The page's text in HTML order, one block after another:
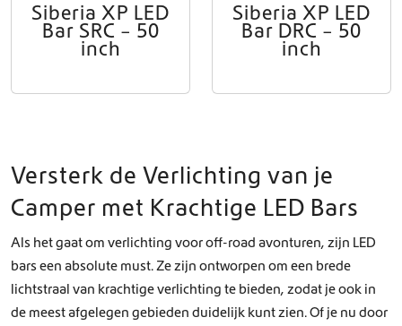
Siberia XP LED
Bar SRC – 50
inch
Siberia XP LED
Bar DRC – 50
inch
Versterk de Verlichting van je
Camper met Krachtige LED Bars
Als het gaat om verlichting voor off-road avonturen, zijn LED
bars een absolute must. Ze zijn ontworpen om een brede
lichtstraal van krachtige verlichting te bieden, zodat je ook in
de meest afgelegen gebieden duidelijk kunt zien. Of je nu door